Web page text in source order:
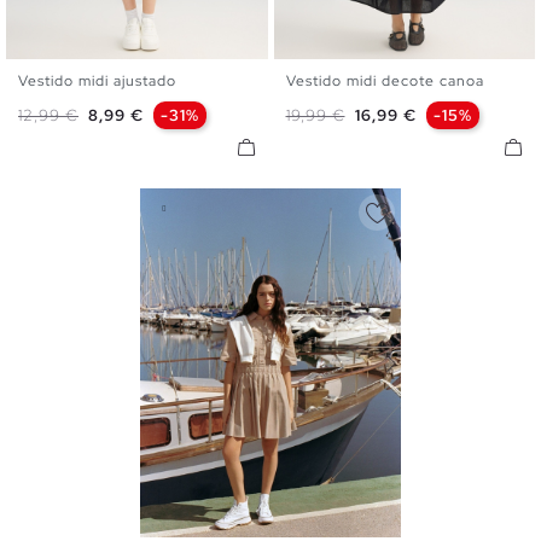
Vestido midi ajustado
Preço normal
12,99 € Preço
8,99 € -31%
Vestido midi decote canoa
Preço normal
19,99 € Preço
16,99 € -15%